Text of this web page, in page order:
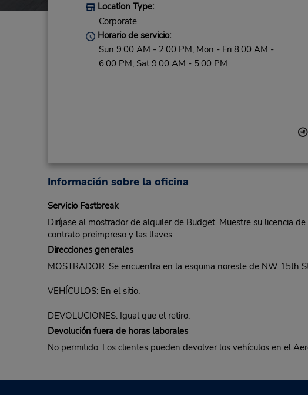
Location Type:
Corporate
Horario de servicio:
Sun 9:00 AM - 2:00 PM; Mon - Fri 8:00 AM -
6:00 PM; Sat 9:00 AM - 5:00 PM
Información sobre la oficina
Servicio Fastbreak
Diríjase al mostrador de alquiler de Budget. Muestre su licencia
contrato preimpreso y las llaves.
Direcciones generales
MOSTRADOR: Se encuentra en la esquina noreste de NW 15th
VEHÍCULOS: En el sitio.
DEVOLUCIONES: Igual que el retiro.
Devolución fuera de horas laborales
No permitido. Los clientes pueden devolver los vehículos en el